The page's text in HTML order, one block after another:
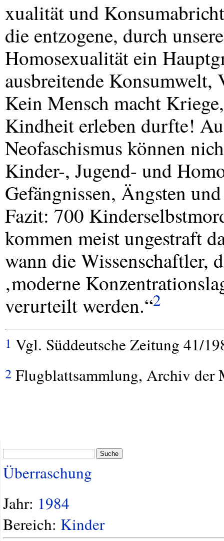
xualität und
die entzogene, durch
Homosexualität ein
ausbreitende Konsumwelt,
Kein Mensch macht
Kindheit erleben durfte!
Neofaschismus können
Kinder-, Jugend- und
Gefängnissen, Ängsten
Fazit: 700
kommen meist ungestraft
wann die Wissenschaftler,
‚moderne
verurteilt werden.“2
1 Vgl. Süddeutsche Zeitung 41/
2 Flugblattsammlung, Archiv der
Suche
Überraschung
Jahr: 1984
Bereich: Kinder